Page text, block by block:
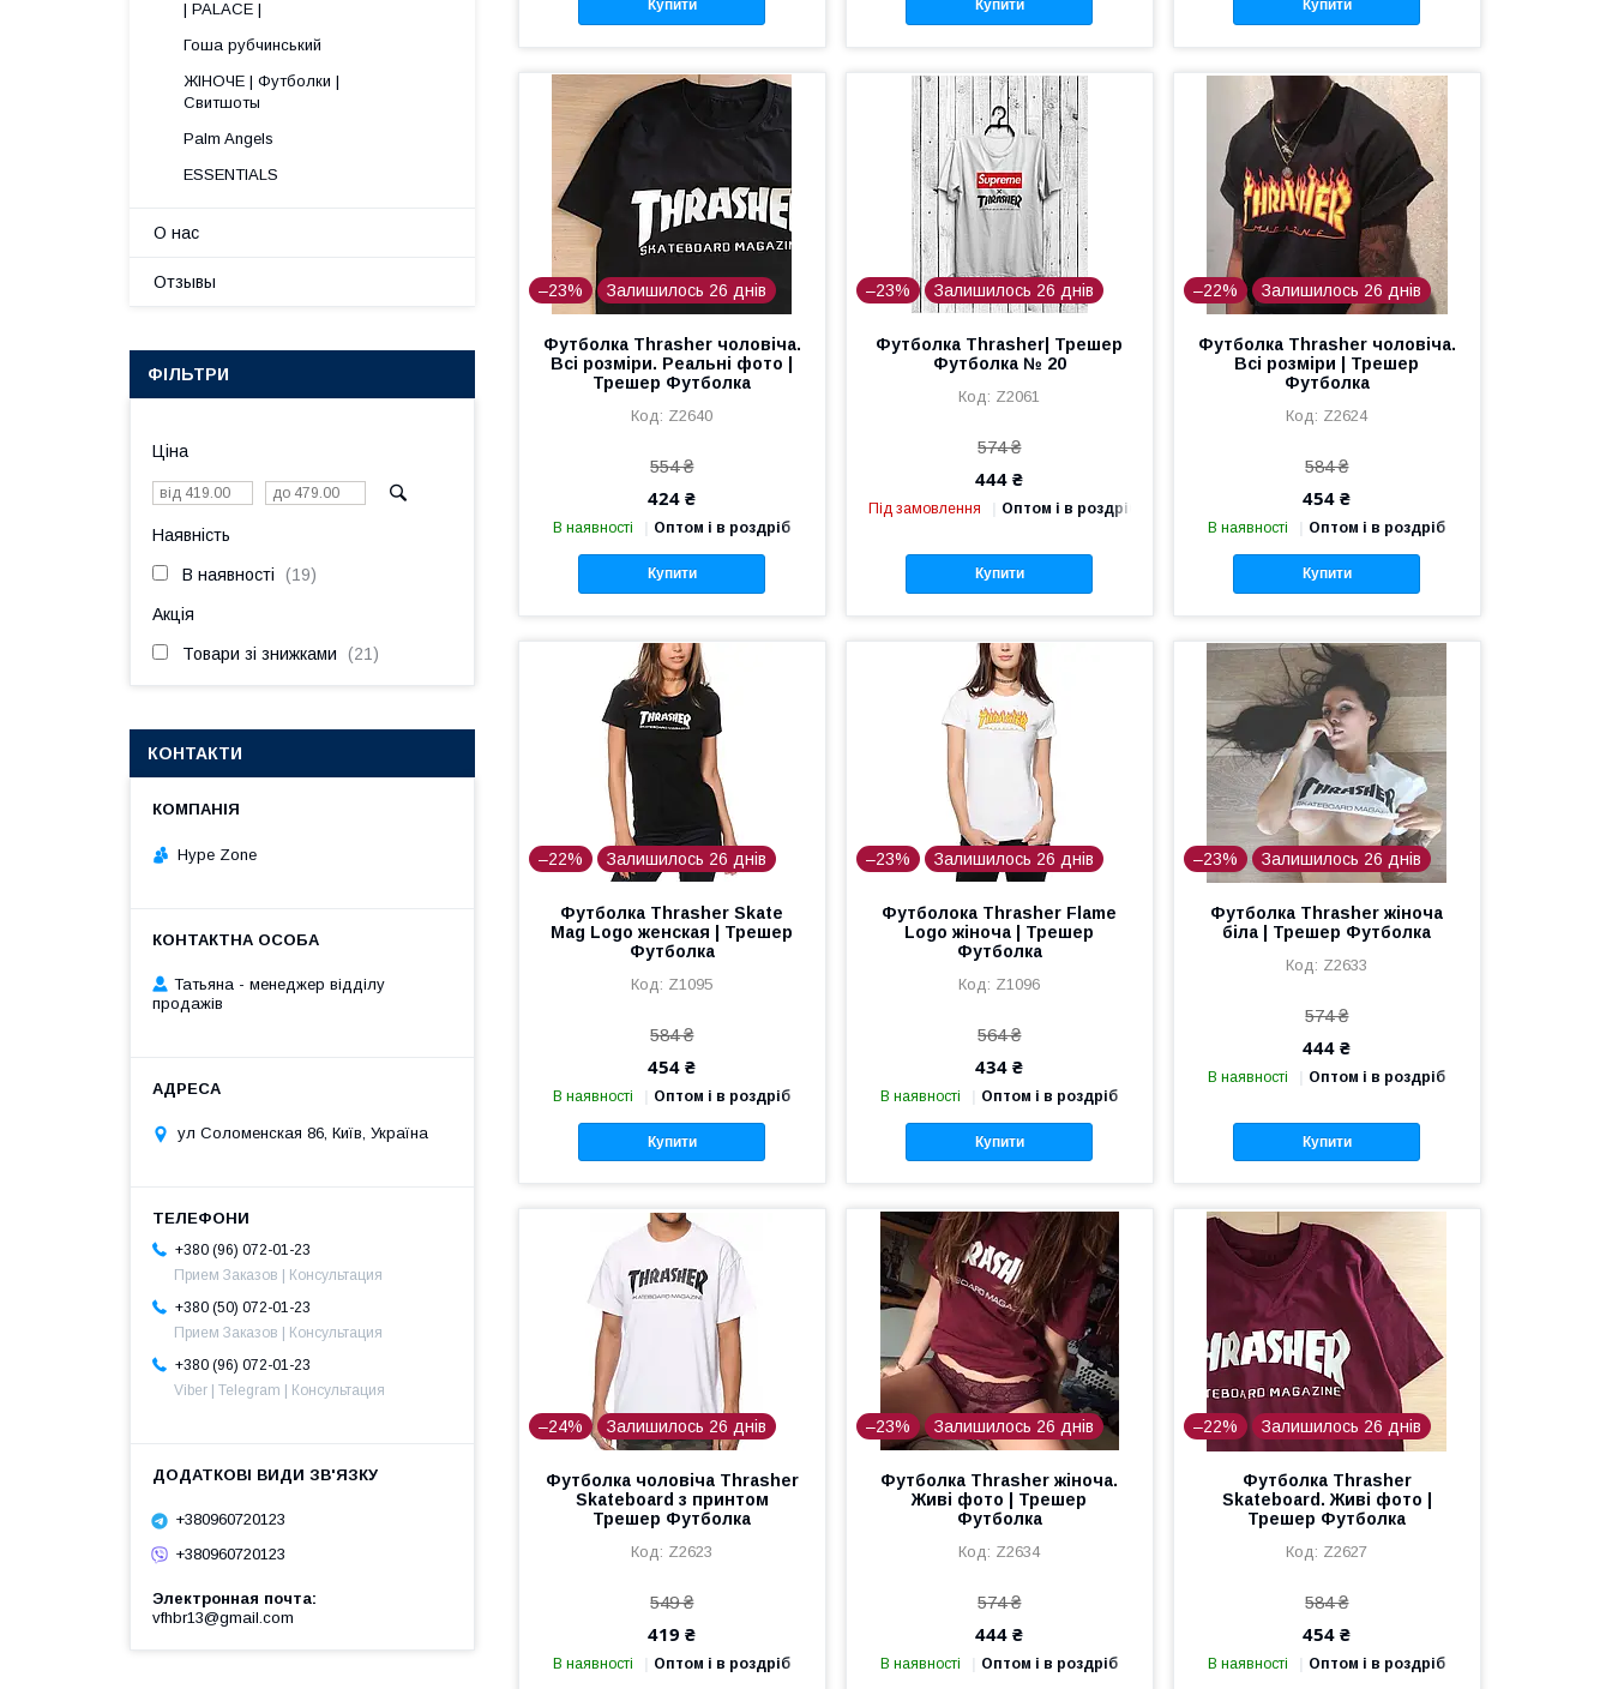
Купити Купити Купити
–23% Залишилось 26 днів
Футболка Thrasher чоловіча.
Всі розміри. Реальні фото |
Трешер Футболка
Z2640
554 ₴
424 ₴
В наявності Оптом і в роздріб
Купити
–23% Залишилось 26 днів
Футболка Thrasher| Трешер
Футболка № 20
Z2061
574 ₴
444 ₴
Під замовлення Оптом і в роздріб
Купити
–22% Залишилось 26 днів
Футболка Thrasher чоловіча.
Всі розміри | Трешер
Футболка
Z2624
584 ₴
454 ₴
В наявності Оптом і в роздріб
Купити
–22% Залишилось 26 днів
Футболка Thrasher Skate
Mag Logo женская | Трешер
Футболка
Z1095
584 ₴
454 ₴
В наявності Оптом і в роздріб
Купити
–23% Залишилось 26 днів
Футболока Thrasher Flame
Logo жіноча | Трешер
Футболка
Z1096
564 ₴
434 ₴
В наявності Оптом і в роздріб
Купити
–23% Залишилось 26 днів
Футболка Thrasher жіноча
біла | Трешер Футболка
Z2633
574 ₴
444 ₴
В наявності Оптом і в роздріб
Купити
–24% Залишилось 26 днів
Футболка чоловіча Thrasher
Skateboard з принтом
Трешер Футболка
Z2623
549 ₴
419 ₴
В наявності Оптом і в роздріб
–23% Залишилось 26 днів
Футболка Thrasher жіноча.
Живі фото | Трешер
Футболка
Z2634
574 ₴
444 ₴
В наявності Оптом і в роздріб
–22% Залишилось 26 днів
Футболка Thrasher
Skateboard. Живі фото |
Трешер Футболка
Z2627
584 ₴
454 ₴
В наявності Оптом і в роздріб
| PALACE |
Гоша рубчинський
ЖІНОЧЕ | Футболки |
Свитшоты
Palm Angels
ESSENTIALS
О нас
Отзывы
ФІЛЬТРИ
Ціна
Наявність
В наявності 19
Акція
Товари зі знижками 21
КОНТАКТИ
Hype Zone
Татьяна - менеджер відділу
продажів
ул Соломенская 86, Київ, Україна
+380 (96) 072-01-23
Прием Заказов | Консультация
+380 (50) 072-01-23
Прием Заказов | Консультация
+380 (96) 072-01-23
Viber | Telegram | Консультация
+380960720123
+380960720123
Электронная почта
vfhbr13@gmail.com